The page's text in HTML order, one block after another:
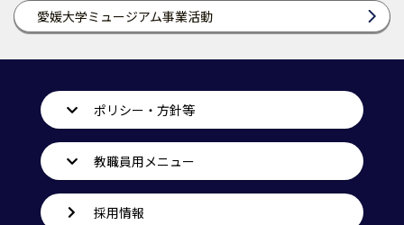
愛媛大学ミュージアム事業活動
ポリシー・方針等
教職員用メニュー
採用情報